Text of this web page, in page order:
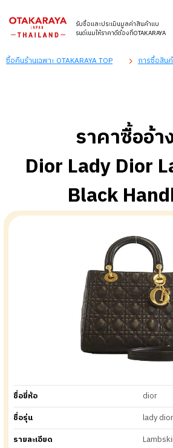
รับซื้อและประเมินมูลค่าสินค้าแบ
รนด์เนมให้ราคาดีต้องที่OTAKARAYA
ซื้อคืนร้านเฉพาะ OTAKARAYA TOP การซื้อสินค้
ราคาซื้ออ้า
Dior Lady Dior
Black
ชื่อยี่ห้อ
dior
ชื่อรุ่น
lady dior
รายละเอียด